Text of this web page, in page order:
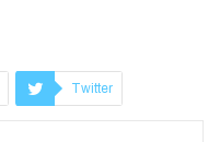
Twitter